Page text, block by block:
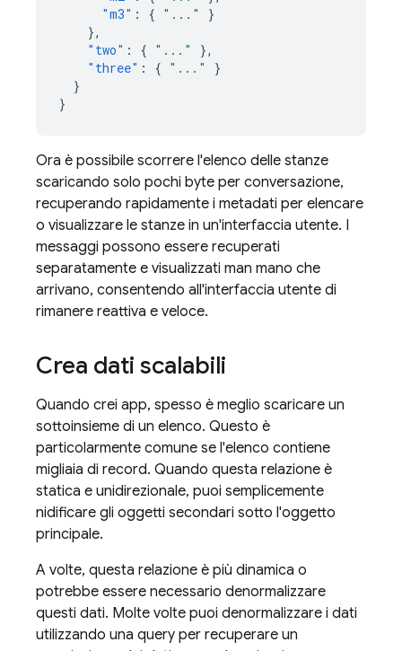
"m3" : { "..."
}
},
"two" : { "..."
},
"three" : { "..."
}
}
}
Ora è possibile scorrere l'elenco delle stanze
scaricando solo pochi byte per conversazione,
recuperando rapidamente i metadati per elencare
o visualizzare le stanze in un'interfaccia utente. I
messaggi possono essere recuperati
separatamente e visualizzati man mano che
arrivano, consentendo all'interfaccia utente di
rimanere reattiva e veloce.
Crea dati scalabili
Quando crei app, spesso è meglio scaricare un
sottoinsieme di un elenco. Questo è
particolarmente comune se l'elenco contiene
migliaia di record. Quando questa relazione è
statica e unidirezionale, puoi semplicemente
nidificare gli oggetti secondari sotto l'oggetto
principale.
A volte, questa relazione è più dinamica o
potrebbe essere necessario denormalizzare
questi dati. Molte volte puoi denormalizzare i dati
utilizzando una query per recuperare un